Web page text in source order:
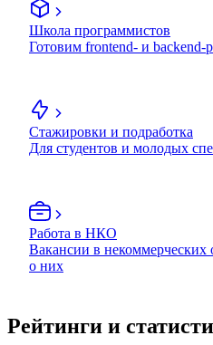
Школа программистов
Готовим frontend- и backend-
Стажировки и подработка
Для студентов и молодых
Работа в НКО
Вакансии в некоммерческих
о них
Рейтинги и